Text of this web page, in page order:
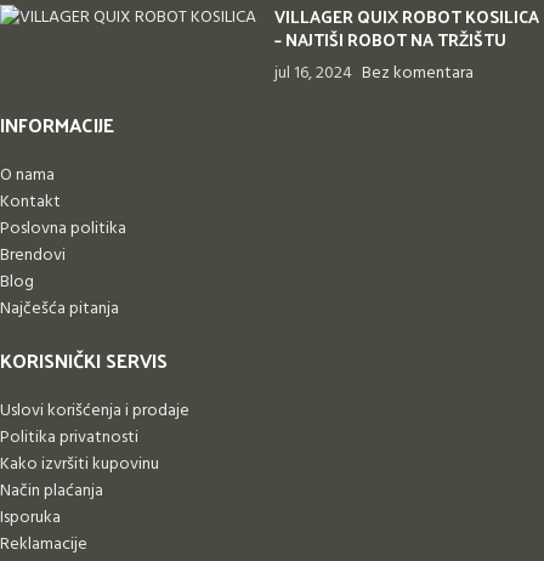
VILLAGER QUIX ROBOT KOSILICA
– NAJTIŠI ROBOT NA TRŽIŠTU
jul 16, 2024 Bez komentara
INFORMACIJE
O nama
Kontakt
Poslovna politika
Brendovi
Blog
Najčešća pitanja
KORISNIČKI SERVIS
Uslovi korišćenja i prodaje
Politika privatnosti
Kako izvršiti kupovinu
Način plaćanja
Isporuka
Reklamacije